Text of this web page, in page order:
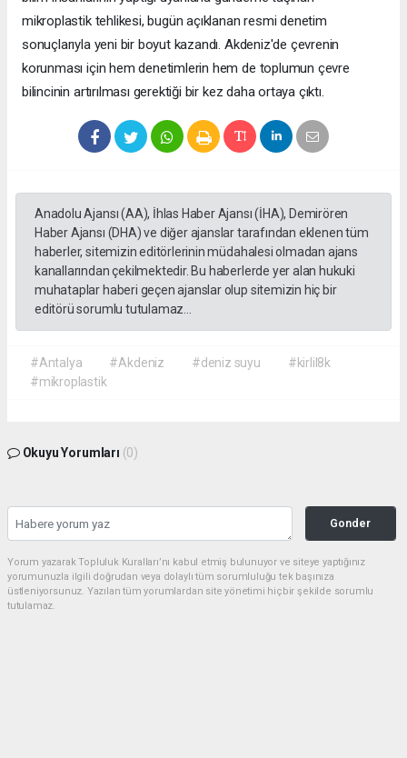
mikroplastik tehlikesi, bugün açıklanan resmi denetim
sonuçlarıyla yeni bir boyut kazandı. Akdeniz'de çevrenin
korunması için hem denetimlerin hem de toplumun çevre
bilincinin artırılması gerektiği bir kez daha ortaya çıktı.
Anadolu Ajansı (AA), İhlas Haber Ajansı (İHA), Demirören
Haber Ajansı (DHA) ve diğer ajanslar tarafından eklenen tüm
haberler, sitemizin editörlerinin müdahalesi olmadan ajans
kanallarından çekilmektedir. Bu haberlerde yer alan hukuki
muhataplar haberi geçen ajanslar olup sitemizin hiç bir
editörü sorumlu tutulamaz...
#Antalya #Akdeniz #deniz suyu
#kirlil8k
#mikroplastik
Okuyu Yorumları (0)
Gonder
Yorum yazarak Topluluk Kuralları’nı kabul etmiş bulunuyor ve siteye yaptığınız
yorumunuzla ilgili doğrudan veya dolaylı tüm sorumluluğu tek başınıza
üstleniyorsunuz. Yazılan tüm yorumlardan site yönetimi hiçbir şekilde sorumlu
tutulamaz.